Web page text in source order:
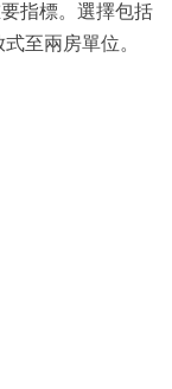
指標。選擇包括
至兩房單位。